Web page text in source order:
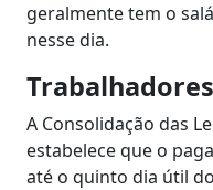
geralmente tem o
nesse dia.
A Consolidação das
estabelece que o
até o quinto dia útil